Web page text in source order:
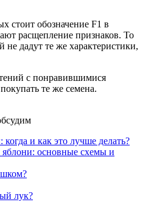
стоит обозначение F1 в
расщепление признаков. То
не дадут те же характеристики,
с понравившимися
те же семена.
и как это лучше делать?
основные схемы и
лук?